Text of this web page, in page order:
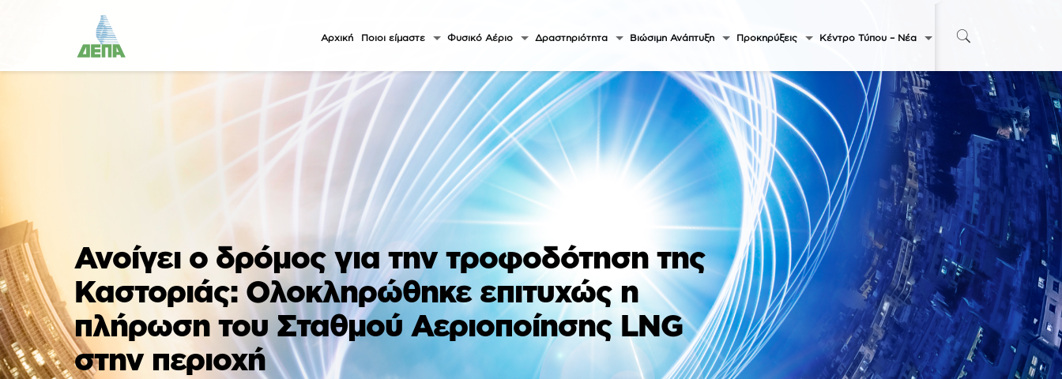
Αρχική Ποιοι είμαστε Φυσικό Αέριο Δραστηριότητα Βιώσιμη Ανάπτυξη Προκηρύξεις Κέντρο Τύπου – Νέα
Ανοίγει ο δρόμος για την τροφοδότηση της
Καστοριάς: Ολοκληρώθηκε επιτυχώς η
πλήρωση του Σταθμού Αεριοποίησης LNG
στην περιοχή